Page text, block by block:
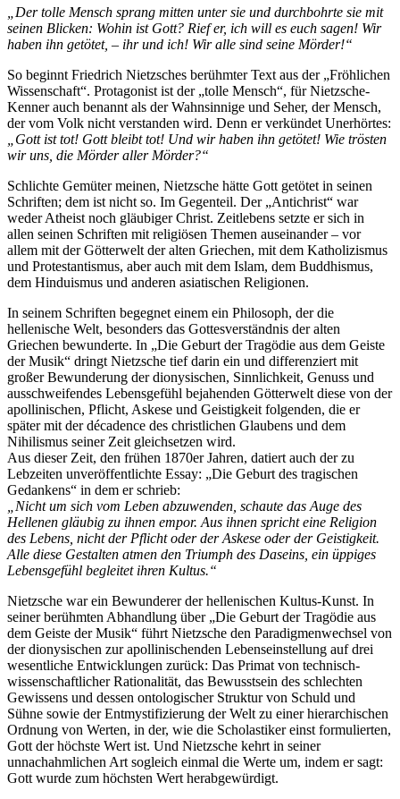
„Der tolle Mensch sprang mitten unter sie und durchbohrte sie mit
seinen Blicken: Wohin ist Gott? Rief er, ich will es euch sagen! Wir
haben ihn getötet, – ihr und ich! Wir alle sind seine Mörder!“
So beginnt Friedrich Nietzsches berühmter Text aus der „Fröhlichen
Wissenschaft“. Protagonist ist der „tolle Mensch“, für Nietzsche-
Kenner auch benannt als der Wahn­sinnige und Seher, der Mensch,
der vom Volk nicht verstanden wird. Denn er verkündet Unerhörtes:
„Gott ist tot! Gott bleibt tot! Und wir haben ihn getötet! Wie trösten
wir uns, die Mörder aller Mörder?“
Schlichte Gemüter meinen, Nietzsche hätte Gott getötet in seinen
Schriften; dem ist nicht so. Im Gegenteil. Der „Antichrist“ war
weder Atheist noch gläubiger Christ. Zeitlebens setzte er sich in
allen seinen Schriften mit religiösen Themen auseinander – vor
allem mit der Götterwelt der alten Griechen, mit dem Katholizismus
und Protestantismus, aber auch mit dem Islam, dem Buddhismus,
dem Hinduismus und anderen asiatischen Religionen.
In seinem Schriften begegnet einem ein Philosoph, der die
hellenische Welt, besonders das Gottesverständnis der alten
Griechen bewunderte. In „Die Geburt der Tragödie aus dem Geiste
der Musik“ dringt Nietzsche tief darin ein und differenziert mit
großer Bewunderung der dionysischen, Sinnlichkeit, Genuss und
ausschweifendes Lebensgefühl bejahenden Götterwelt diese von der
apollinischen, Pflicht, Askese und Geistigkeit folgenden, die er
später mit der décadence des christlichen Glaubens und dem
Nihilismus seiner Zeit gleichsetzen wird.
Aus dieser Zeit, den frühen 1870er Jahren, datiert auch der zu
Lebzeiten unveröffentlichte Essay: „Die Geburt des tragischen
Gedankens“ in dem er schrieb:
„Nicht um sich vom Leben abzuwenden, schaute das Auge des
Hellenen gläubig zu ihnen empor. Aus ihnen spricht eine Religion
des Lebens, nicht der Pflicht oder der Askese oder der Geistigkeit.
Alle diese Gestalten atmen den Triumph des Daseins, ein üppiges
Lebensgefühl begleitet ihren Kultus.“
Nietzsche war ein Bewunderer der hellenischen Kultus-Kunst. In
seiner berühmten Abhandlung über „Die Geburt der Tragödie aus
dem Geiste der Musik“ führt Nietzsche den Paradigmenwechsel von
der dionysischen zur apollinischenden Lebenseinstellung auf drei
wesentliche Entwicklungen zurück: Das Primat von technisch-
wissenschaftlicher Rationalität, das Bewusstsein des schlechten
Gewissens und dessen ontologischer Struktur von Schuld und
Sühne sowie der Entmystifizierung der Welt zu einer hierarchischen
Ordnung von Werten, in der, wie die Scholastiker einst formulierten,
Gott der höchste Wert ist. Und Nietzsche kehrt in seiner
unnachahmlichen Art sogleich einmal die Werte um, indem er sagt:
Gott wurde zum höchsten Wert herabgewürdigt.